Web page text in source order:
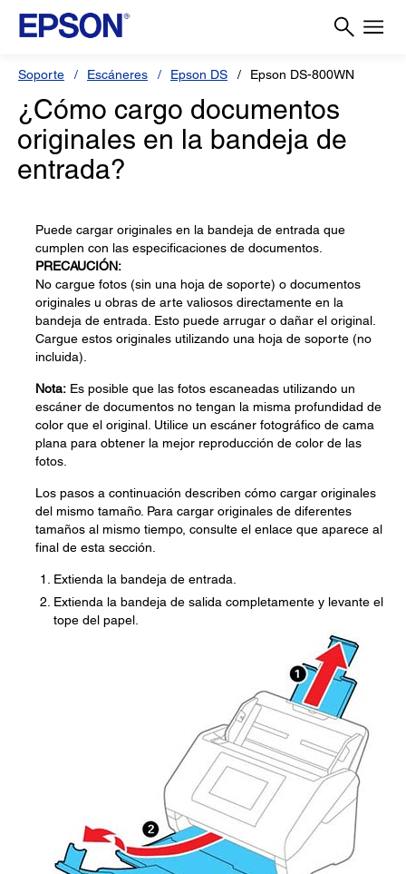
Soporte Escáneres Epson DS Epson DS-800WN
¿Cómo cargo documentos
originales en la bandeja de
entrada?
Puede cargar originales en la bandeja de entrada que
cumplen con las especificaciones de documentos.
PRECAUCIÓN:
No cargue fotos (sin una hoja de soporte) o documentos
originales u obras de arte valiosos directamente en la
bandeja de entrada. Esto puede arrugar o dañar el original.
Cargue estos originales utilizando una hoja de soporte (no
incluida).
Nota: Es posible que las fotos escaneadas utilizando un
escáner de documentos no tengan la misma profundidad de
color que el original. Utilice un escáner fotográfico de cama
plana para obtener la mejor reproducción de color de las
fotos.
Los pasos a continuación describen cómo cargar originales
del mismo tamaño. Para cargar originales de diferentes
tamaños al mismo tiempo, consulte el enlace que aparece al
final de esta sección.
Extienda la bandeja de entrada.
Extienda la bandeja de salida completamente y levante el
tope del papel.